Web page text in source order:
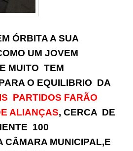
ÓRBITA A SUA
UM JOVEM
MUITO TEM
O EQUILIBRIO DA
PARTIDOS FARÃO
ALIANÇAS, CERCA DE
100
CÂMARA MUNICIPAL,E